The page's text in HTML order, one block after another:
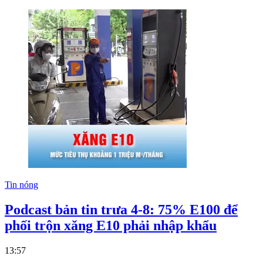
Tin nóng
Podcast bản tin trưa 4-8: 75% E100 để
phối trộn xăng E10 phải nhập khẩu
13:57